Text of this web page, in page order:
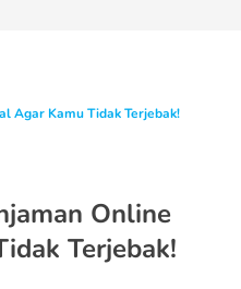
Macet
Agar Kamu Tidak Terjebak!
Online
Terjebak!